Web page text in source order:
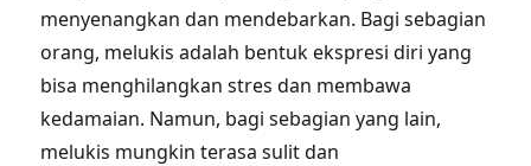
menyenangkan dan mendebarkan. Bagi sebagian
orang, melukis adalah bentuk ekspresi diri yang
bisa menghilangkan stres dan membawa
kedamaian. Namun, bagi sebagian yang lain,
melukis mungkin terasa sulit dan